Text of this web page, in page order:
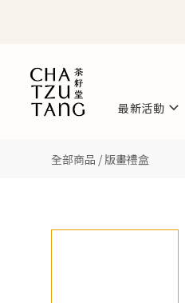
最新活動
全部商品 / 版畫禮盒